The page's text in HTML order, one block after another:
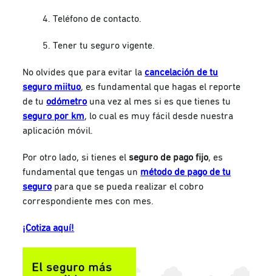
Teléfono de contacto.
Tener tu seguro vigente.
No olvides que para evitar la cancelación de tu
seguro miituo, es fundamental que hagas el reporte
de tuodómetro una vez al mes si es que tienes tu
seguro por km, lo cual es muy fácil desde nuestra
aplicación móvil.
Por otro lado, si tienes elseguro de pago fijo, es
fundamental que tengas un método de pago de tu
seguro para que se pueda realizar el cobro
correspondiente mes con mes.
¡Cotiza aquí!